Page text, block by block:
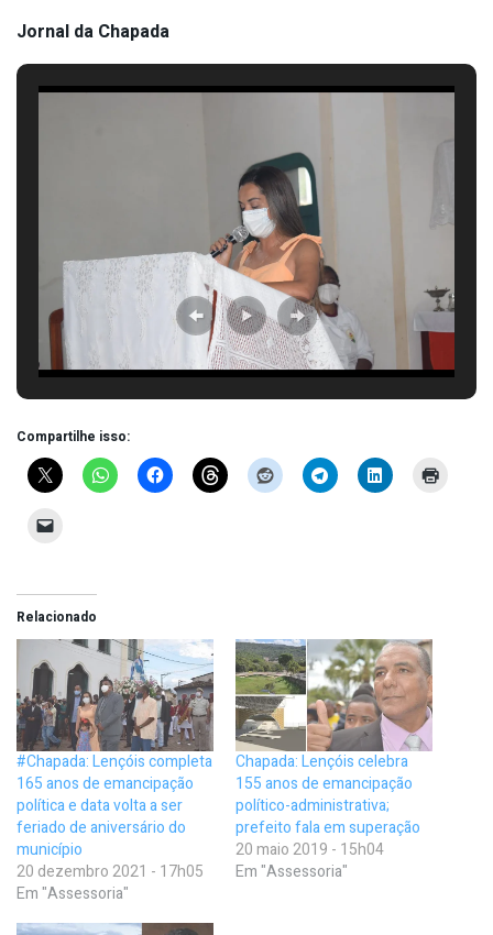
Jornal da Chapada
Compartilhe isso:
Relacionado
#Chapada: Lençóis completa
165 anos de emancipação
política e data volta a ser
feriado de aniversário do
município
20 dezembro 2021 - 17h05
Em "Assessoria"
Chapada: Lençóis celebra
155 anos de emancipação
político-administrativa;
prefeito fala em superação
20 maio 2019 - 15h04
Em "Assessoria"